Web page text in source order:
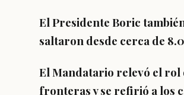
El Presidente Boric
saltaron desde cerca de
El Mandatario relevó el rol
fronteras y se refirió a los